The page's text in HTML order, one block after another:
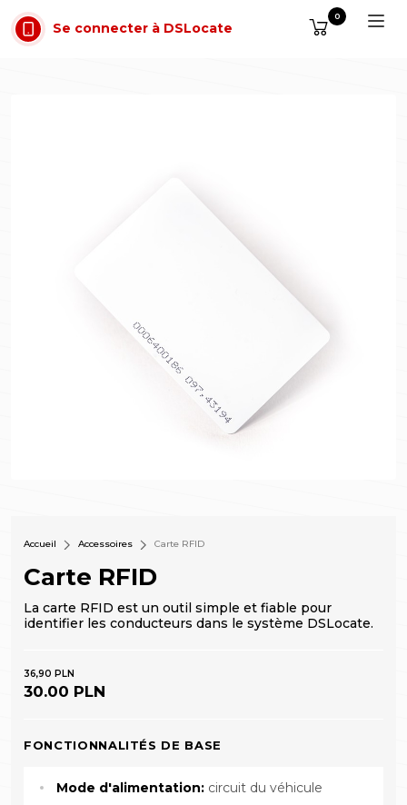
Aller au contenu
Se connecter à DSLocate
0
Accueil Accessoires Carte RFID
Carte RFID
La carte RFID est un outil simple et fiable pour
identifier les conducteurs dans le système DSLocate.
36,90 PLN
30.00 PLN
FONCTIONNALITÉS DE BASE
Mode d'alimentation: circuit du véhicule